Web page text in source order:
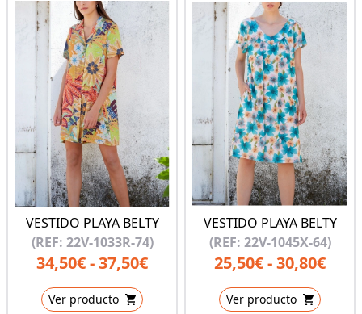
VESTIDO PLAYA BELTY
(REF: 22V-1033R-74)
34,50€ - 37,50€
Ver producto
VESTIDO PLAYA BELTY
(REF: 22V-1045X-64)
25,50€ - 30,80€
Ver producto